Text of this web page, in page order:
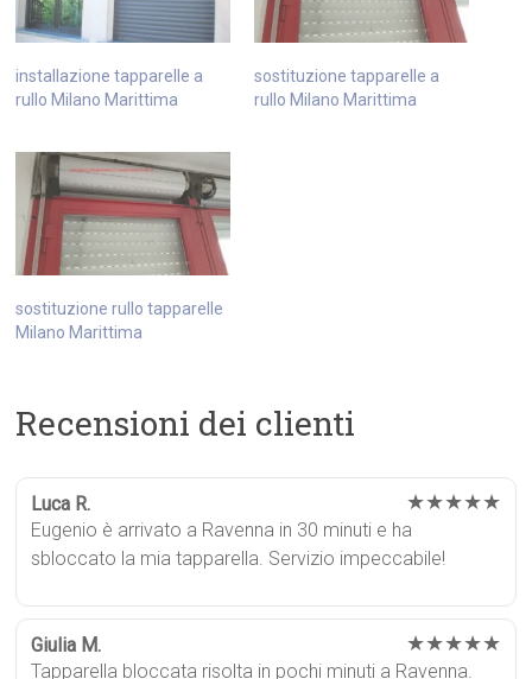
installazione tapparelle a
rullo Milano Marittima
sostituzione tapparelle a
rullo Milano Marittima
sostituzione rullo tapparelle
Milano Marittima
Recensioni dei clienti
Luca R. ★★★★★
Eugenio è arrivato a Ravenna in 30 minuti e ha
sbloccato la mia tapparella. Servizio impeccabile!
Giulia M. ★★★★★
Tapparella bloccata risolta in pochi minuti a Ravenna.